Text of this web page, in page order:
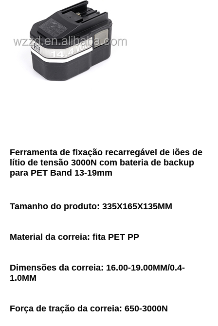
Ferramenta de fixação recarregável de iões de
lítio de tensão 3000N com bateria de backup
para PET Band 13-19mm
Tamanho do produto: 335X165X135MM
Material da correia: fita PET PP
Dimensões da correia: 16.00-19.00MM/0.4-
1.0MM
Força de tração da correia: 650-3000N